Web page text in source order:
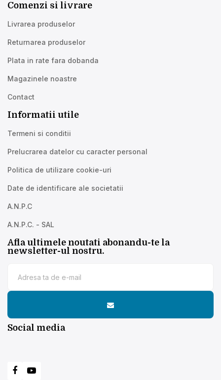
Comenzi si livrare
Livrarea produselor
Returnarea produselor
Plata in rate fara dobanda
Magazinele noastre
Contact
Informatii utile
Termeni si conditii
Prelucrarea datelor cu caracter personal
Politica de utilizare cookie-uri
Date de identificare ale societatii
A.N.P.C
A.N.P.C. - SAL
Afla ultimele noutati abonandu-te la
newsletter-ul nostru.
Social media